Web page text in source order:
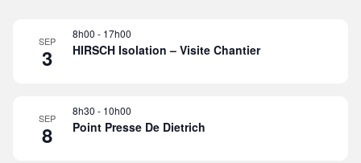
SEP
3
8h00 - 17h00
HIRSCH Isolation – Visite Chantier
SEP
8
8h30 - 10h00
Point Presse De Dietrich